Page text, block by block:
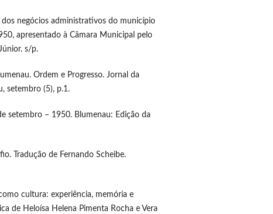
negócios administrativos do município
apresentado à Câmara Municipal pelo
s/p.
Ordem e Progresso. Jornal da
setembro (5), p.1.
setembro – 1950. Blumenau: Edição da
Tradução de Fernando Scheibe.
cultura: experiência, memória e
de Heloísa Helena Pimenta Rocha e Vera